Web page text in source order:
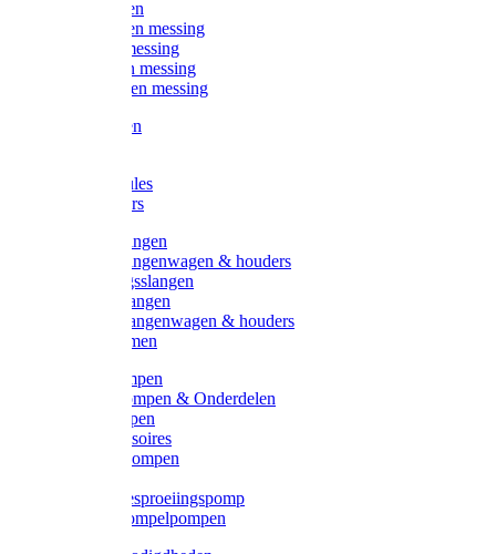
Kogelkranen
Koppelingen messing
Sproeiers messing
Tuinspuiten messing
Slangstukken messing
Handspuiten
Kunststoftules
Regenmeters
Overige slangen
Overige slangenwagen & houders
Beregeningsslangen
Gardena slangen
Gardena slangenwagen & houders
Slangklemmen
Leader pompen
Zwengelpompen & Onderdelen
Ebara pompen
Pompaccessoires
Excellent pompen
Gardena besproeiingspomp
Gardena dompelpompen